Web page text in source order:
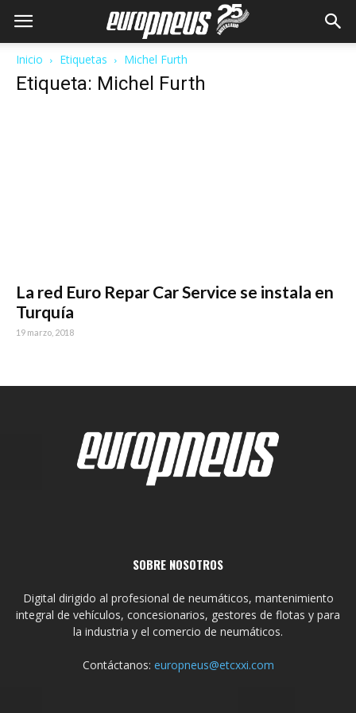
Inicio Etiquetas Michel Furth
Etiqueta: Michel Furth
La red Euro Repar Car Service se instala en
Turquía
19 marzo, 2018
SOBRE NOSOTROS
Digital dirigido al profesional de neumáticos, mantenimiento
integral de vehículos, concesionarios, gestores de flotas y para
la industria y el comercio de neumáticos.
Contáctanos: europneus@etcxxi.com